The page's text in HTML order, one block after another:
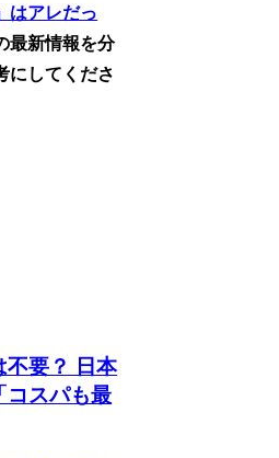
はアレだっ
最新情報を分
にしてくださ
不要？ 日本
コスパも最